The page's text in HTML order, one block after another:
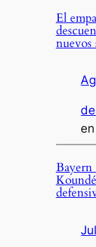
El
nuevos
en
Bayern